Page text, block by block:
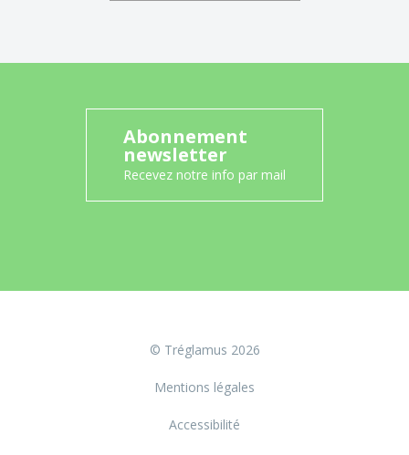
Abonnement
newsletter
Recevez notre info par mail
© Tréglamus 2026
Mentions légales
Accessibilité